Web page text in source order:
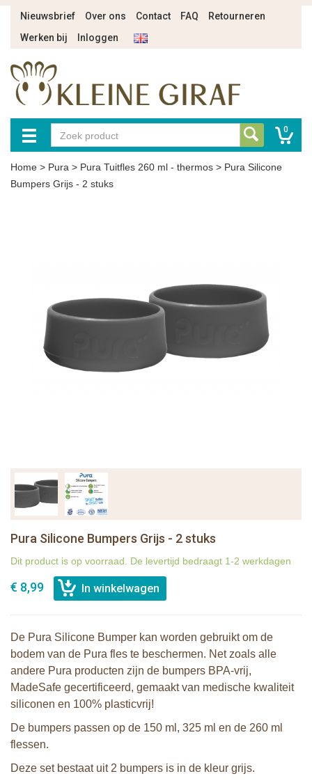
Nieuwsbrief Over ons Contact FAQ
Retourneren
Werken bij
Inloggen
0
Home > Pura > Pura Tuitfles 260 ml - thermos > Pura Silicone
Bumpers Grijs - 2 stuks
Pura Silicone Bumpers Grijs - 2 stuks
Dit product is op voorraad. De levertijd bedraagt 1-2 werkdagen
€ 8,99
De Pura Silicone Bumper kan worden gebruikt om de
bodem van de Pura fles te beschermen. Net zoals alle
andere Pura producten zijn de bumpers BPA-vrij,
MadeSafe gecertificeerd, gemaakt van medische kwaliteit
siliconen en 100% plasticvrij!
De bumpers passen op de 150 ml, 325 ml en de 260 ml
flessen.
Deze set bestaat uit 2 bumpers is in de kleur grijs.